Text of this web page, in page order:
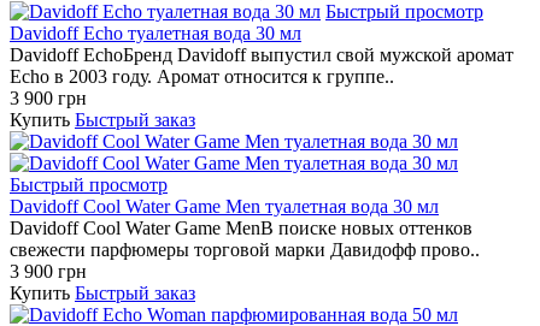
Быстрый просмотр
Davidoff Echo туалетная вода 30 мл
Davidoff EchoБренд Davidoff выпустил свой мужской аромат
Echo в 2003 году. Аромат относится к группе..
3 900 грн
Купить Быстрый заказ
Быстрый просмотр
Davidoff Cool Water Game Men туалетная вода 30 мл
Davidoff Cool Water Game MenВ поиске новых оттенков
свежести парфюмеры торговой марки Давидофф прово..
3 900 грн
Купить Быстрый заказ